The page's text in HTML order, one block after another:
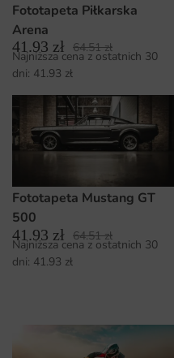
Fototapeta Piłkarska
Arena
41.93 zł 64.51zł
Najniższa cena z ostatnich 30
dni: 41.93 zł
Fototapeta Mustang GT
500
41.93 zł 64.51zł
Najniższa cena z ostatnich 30
dni: 41.93 zł